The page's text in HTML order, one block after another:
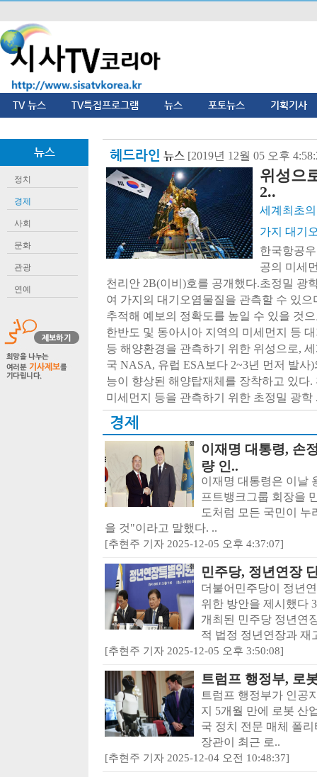
TV 뉴스 TV특집프로그램 뉴스 포토뉴스 기획기사
뉴스
정치
경제
사회
문화
관광
연예
헤드라인 뉴스 [2019년 12월 05 오후
위성으
2..
세계최초
가지 대기
한국항공
공의 미세
천리안 2B(이비)호를 공개했다.초정밀 광
여 가지의 대기오염물질을 관측할 수 있
추적해 예보의 정확도를 높일 수 있을 것
한반도 및 동아시아 지역의 미세먼지 등
등 해양환경을 관측하기 위한 위성으로,
국 NASA, 유럽 ESA보다 2~3년 먼저 발
능이 향상된 해양탑재체를 장착하고 있다
미세먼지 등을 관측하기 위한 초정밀 광학
경제
이재명 대통령, 손
량 인..
이재명 대통령은 이날
프트뱅크그룹 회장을
도처럼 모든 국민이
을 것"이라고 말했다. ..
[추현주 기자 2025-12-05 오후 4:37:07]
민주당, 정년연장
더불어민주당이 정년
위한 방안을 제시했다
개최된 민주당 정년연
적 법정 정년연장과 재
[추현주 기자 2025-12-05 오후 3:50:08]
트럼프 행정부, 로
트럼프 행정부가 인공
지 5개월 만에 로봇 산
국 정치 전문 매체 폴
장관이 최근 로..
[추현주 기자 2025-12-04 오전 10:48:37]